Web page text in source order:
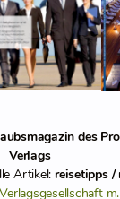
des
Verlags
Artikel:reisetipps /